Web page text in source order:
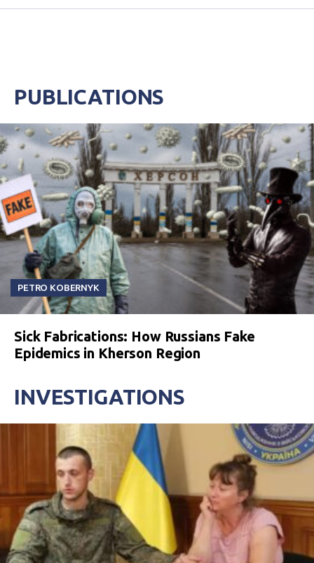
PUBLICATIONS
PETRO KOBERNYK
Sick Fabrications: How Russians Fake
Epidemics in Kherson Region
INVESTIGATIONS